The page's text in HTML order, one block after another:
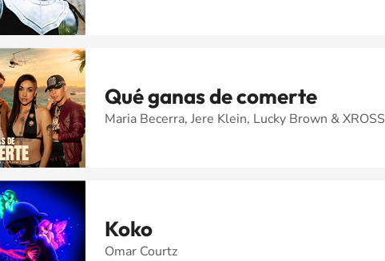
Qué ganas de comerte
Maria Becerra, Jere Klein, Lucky Brown & XROSS
Koko
Omar Courtz